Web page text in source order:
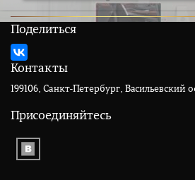
Поделиться
Контакты
199106, Санкт-Петербург, Васильевский
Присоединяйтесь